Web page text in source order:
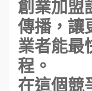
創業加盟
傳播，讓
業者能最
程。
在這個競